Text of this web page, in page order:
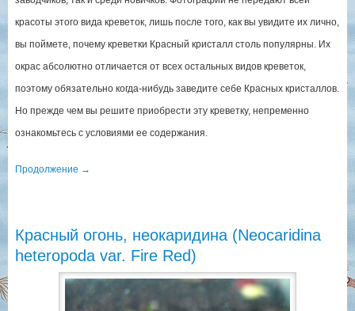
красоты этого вида креветок, лишь после того, как вы увидите их лично,
вы поймете, почему креветки Красный кристалл столь популярны. Их
окрас абсолютно отличается от всех остальных видов креветок,
поэтому обязательно когда-нибудь заведите себе Красных кристаллов.
Но прежде чем вы решите приобрести эту креветку, непременно
ознакомьтесь с условиями ее содержания.
Продолжение →
Красный огонь, неокаридина (Neocaridina
heteropoda var. Fire Red)